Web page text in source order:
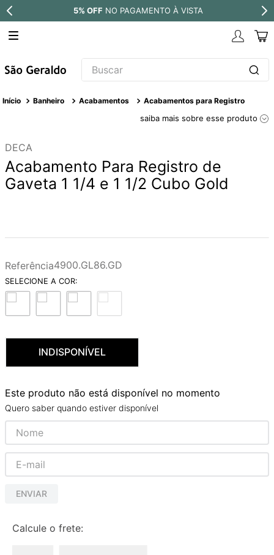
OFF NO PAGAMENTO À VISTA
Buscar
Banheiro Acabamentos Acabamentos para Registro
saiba mais sobre esse produto
DECA
Acabamento Para Registro de
Gaveta 1 1/4 e 1 1/2 Cubo Gold
Referência4900.GL86.GD
INDISPONÍVEL
Este produto não está disponível no momento
Quero saber quando estiver disponível
ENVIAR
Calcule o frete:
TERMOS MAIS BUSCADOS
4 º
torneira
7º
deca you
8º
black matte
9º
red gold
cobre escovado